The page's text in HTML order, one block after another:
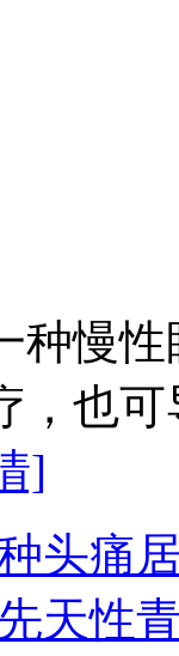
种慢
，也
]
头痛
天性